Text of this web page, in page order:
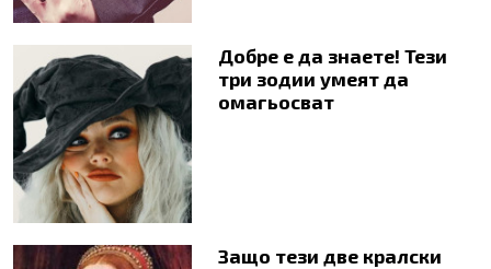
Добре е да знаете! Тези
три зодии умеят да
омагьосват
Защо тези две кралски